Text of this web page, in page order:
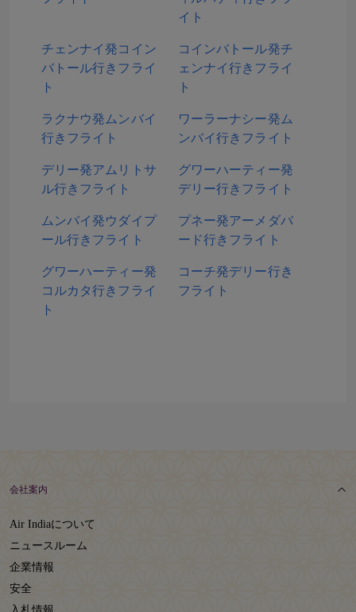
イト
チェンナイ発コイン
バトール行きフライ
ト
コインバトール発チ
ェンナイ行きフライ
ト
ラクナウ発ムンバイ
行きフライト
ワーラーナシー発ム
ンバイ行きフライト
デリー発アムリトサ
ル行きフライト
グワーハーティー発
デリー行きフライト
ムンバイ発ウダイプ
ール行きフライト
プネー発アーメダバ
ード行きフライト
グワーハーティー発
コルカタ行きフライ
ト
コーチ発デリー行き
フライト
会社案内
Air Indiaについて
ニュースルーム
企業情報
安全